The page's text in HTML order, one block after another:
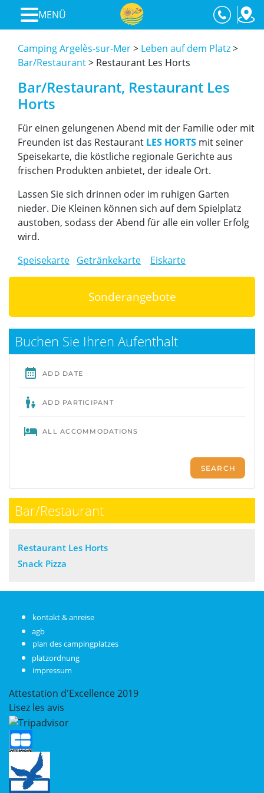
MENÜ
Camping Argelès-sur-Mer> Leben auf dem Platz>
Bar/Restaurant> Restaurant Les Horts
Bar/Restaurant, Restaurant Les
Horts
Für einen gelungenen Abend mit der Familie oder mit
Freunden ist das Restaurant LES HORTS mit seiner
Speisekarte, die köstliche regionale Gerichte aus
frischen Produkten anbietet, der ideale Ort.
Lassen Sie sich drinnen oder im ruhigen Garten
nieder. Die Kleinen können sich auf dem Spielplatz
austoben, sodass der Abend für alle ein voller Erfolg
wird.
Speisekarte Getränkekarte Eiskarte
Sonderangebote
Buchen Sie Ihren Aufenthalt
Bar/Restaurant
Restaurant Les Horts
Snack Pizza
kontakt & anreise
agb
plan des campingplatzes
platzordnung
impressum
Attestation d'Excellence2019
Lisez les avis